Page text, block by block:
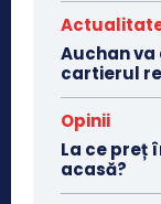
Auchan va
cartierul
Opinii
La ce preț
acasă?